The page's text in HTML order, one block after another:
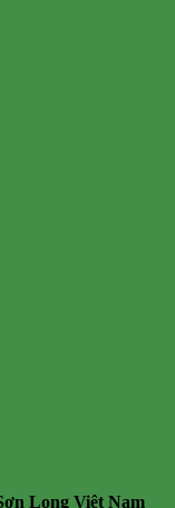
Long Việt Nam